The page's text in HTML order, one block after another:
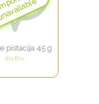
pistacija 45 g
dmBio